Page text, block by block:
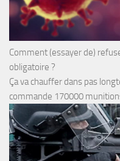
Comment (essayer de)
obligatoire ?
Ça va chauffer dans pas
commande 170000